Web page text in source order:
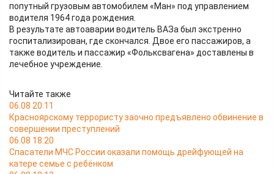
попутный грузовым автомобилем «Ман» под управлением
водителя 1964 года рождения.
В результате автоаварии водитель ВАЗа был экстренно
госпитализирован, где скончался. Двое его пассажиров, а
также водитель и пассажир «Фольксвагена» доставлены в
лечебное учреждение.
Читайте также
06.08 20:11
Красноярскому террористу заочно предъявлено обвинение в
совершении преступлений
06.08 18:20
Спасатели МЧС России оказали помощь дрейфующей на
катере семье с ребёнком